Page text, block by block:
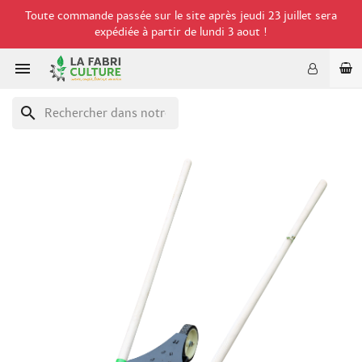
Toute commande passée sur le site après jeudi 23 juillet sera
expédiée à partir de lundi 3 aout !

search